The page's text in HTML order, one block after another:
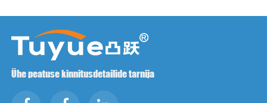
Ühe peatuse kinnitusdetailide tarnija